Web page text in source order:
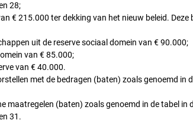
28;
€ 215.000 ter dekking van het nieuw beleid. Deze
uit de reserve sociaal domein van € 90.000;
van € 85.000;
van € 40.000.
met de bedragen (baten) zoals genoemd in
maatregelen (baten) zoals genoemd in de tabel in
31.